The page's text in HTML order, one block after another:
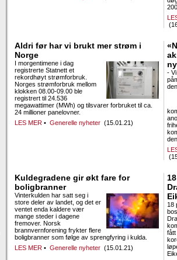
Aldri før har vi brukt mer strøm i
Norge
I morgentimene i dag
registrerte Statnett et
rekordhøyt strømforbruk.
Norges strømforbruk mellom
klokken 08.00-09.00 ble
registrert til 24.536
megawattimer (MWh) og tilsvarer forbruket til ca.
24 millioner panelovner.
LES MER • Generelle nyheter (15.01.21)
-
Kuldegradene gir økt fare for
boligbranner
Vinterkulden har satt seg i
store deler av landet, og det er
ventet enda kaldere vær
mange steder i dagene
fremover. Norsk
brannvernforening frykter flere
boligbranner som følge av sprengfyring i kulda.
LES MER • Generelle nyheter (15.01.21)
18